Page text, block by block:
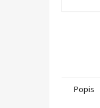
Popis